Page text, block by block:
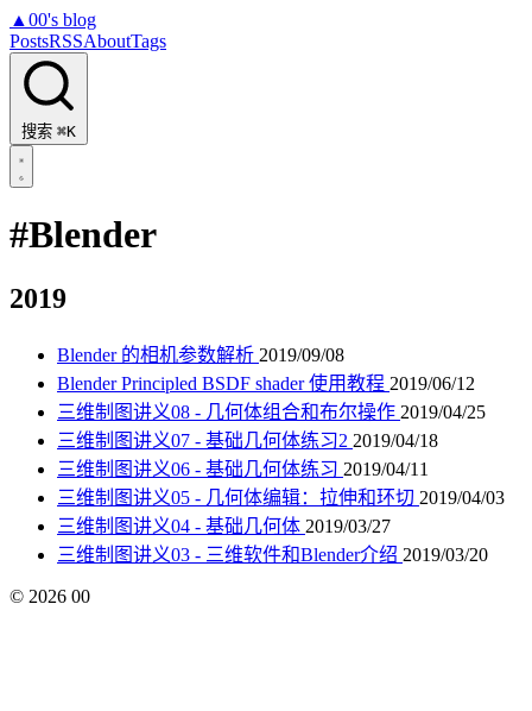
▲ 00's blog
PostsRSSAboutTags
搜索 ⌘K
#Blender
2019
Blender 的相机参数解析 2019/09/08
Blender Principled BSDF shader 使用教程 2019/06/12
三维制图讲义08 - 几何体组合和布尔操作 2019/04/25
三维制图讲义07 - 基础几何体练习2 2019/04/18
三维制图讲义06 - 基础几何体练习 2019/04/11
三维制图讲义05 - 几何体编辑：拉伸和环切 2019/04/03
三维制图讲义04 - 基础几何体 2019/03/27
三维制图讲义03 - 三维软件和Blender介绍 2019/03/20
© 2026 00